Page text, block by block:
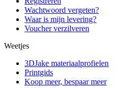
Wachtwoord vergeten?
Waar is mijn levering?
Voucher verzilveren
Weetjes
3DJake materiaalprofielen
Printgids
Koop meer, bespaar meer